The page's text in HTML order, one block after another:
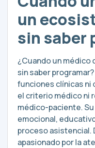
un
sin saber
¿Cuando un
sin saber
funciones clínicas
el criterio médico ni
médico-paciente.
emocional,
proceso asistencial.
apasionado por la